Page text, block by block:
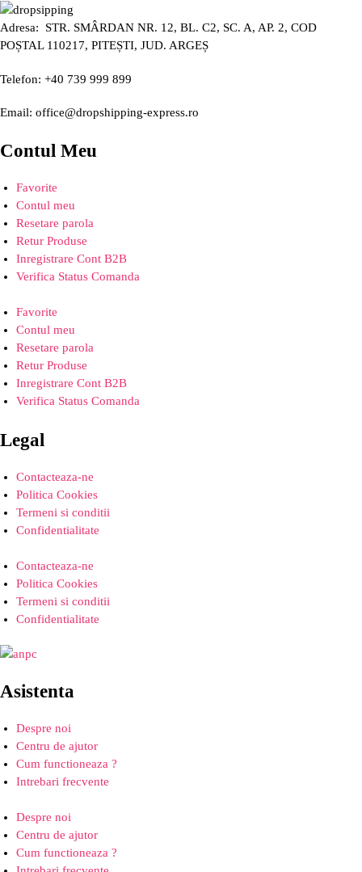
Adresa: STR. SMÂRDAN NR. 12, BL. C2, SC. A, AP. 2, COD
POȘTAL 110217, PITEȘTI, JUD. ARGEȘ
Telefon: +40 739 999 899
Email: office@dropshipping-express.ro
Contul Meu
Favorite
Contul meu
Resetare parola
Retur Produse
Inregistrare Cont B2B
Verifica Status Comanda
Favorite
Contul meu
Resetare parola
Retur Produse
Inregistrare Cont B2B
Verifica Status Comanda
Legal
Contacteaza-ne
Politica Cookies
Termeni si conditii
Confidentialitate
Contacteaza-ne
Politica Cookies
Termeni si conditii
Confidentialitate
Asistenta
Despre noi
Centru de ajutor
Cum functioneaza ?
Intrebari frecvente
Despre noi
Centru de ajutor
Cum functioneaza ?